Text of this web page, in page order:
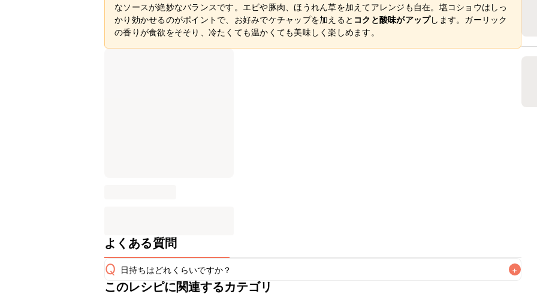
なソースが絶妙なバランスです。エビや豚肉、ほうれん草を加えてアレンジも自在。塩コショウはしっ
かり効かせるのがポイントで、お好みでケチャップを加えると コクと酸味がアップします。ガーリック
の香りが食欲をそそり、冷たくても温かくても美味しく楽しめます。
よくある質問
Q 日持ちはどれくらいですか？ +
こちらのレシピは出来たてをお召し上がりいただくことをおすすめします。
このレシピに関連するカテゴリ